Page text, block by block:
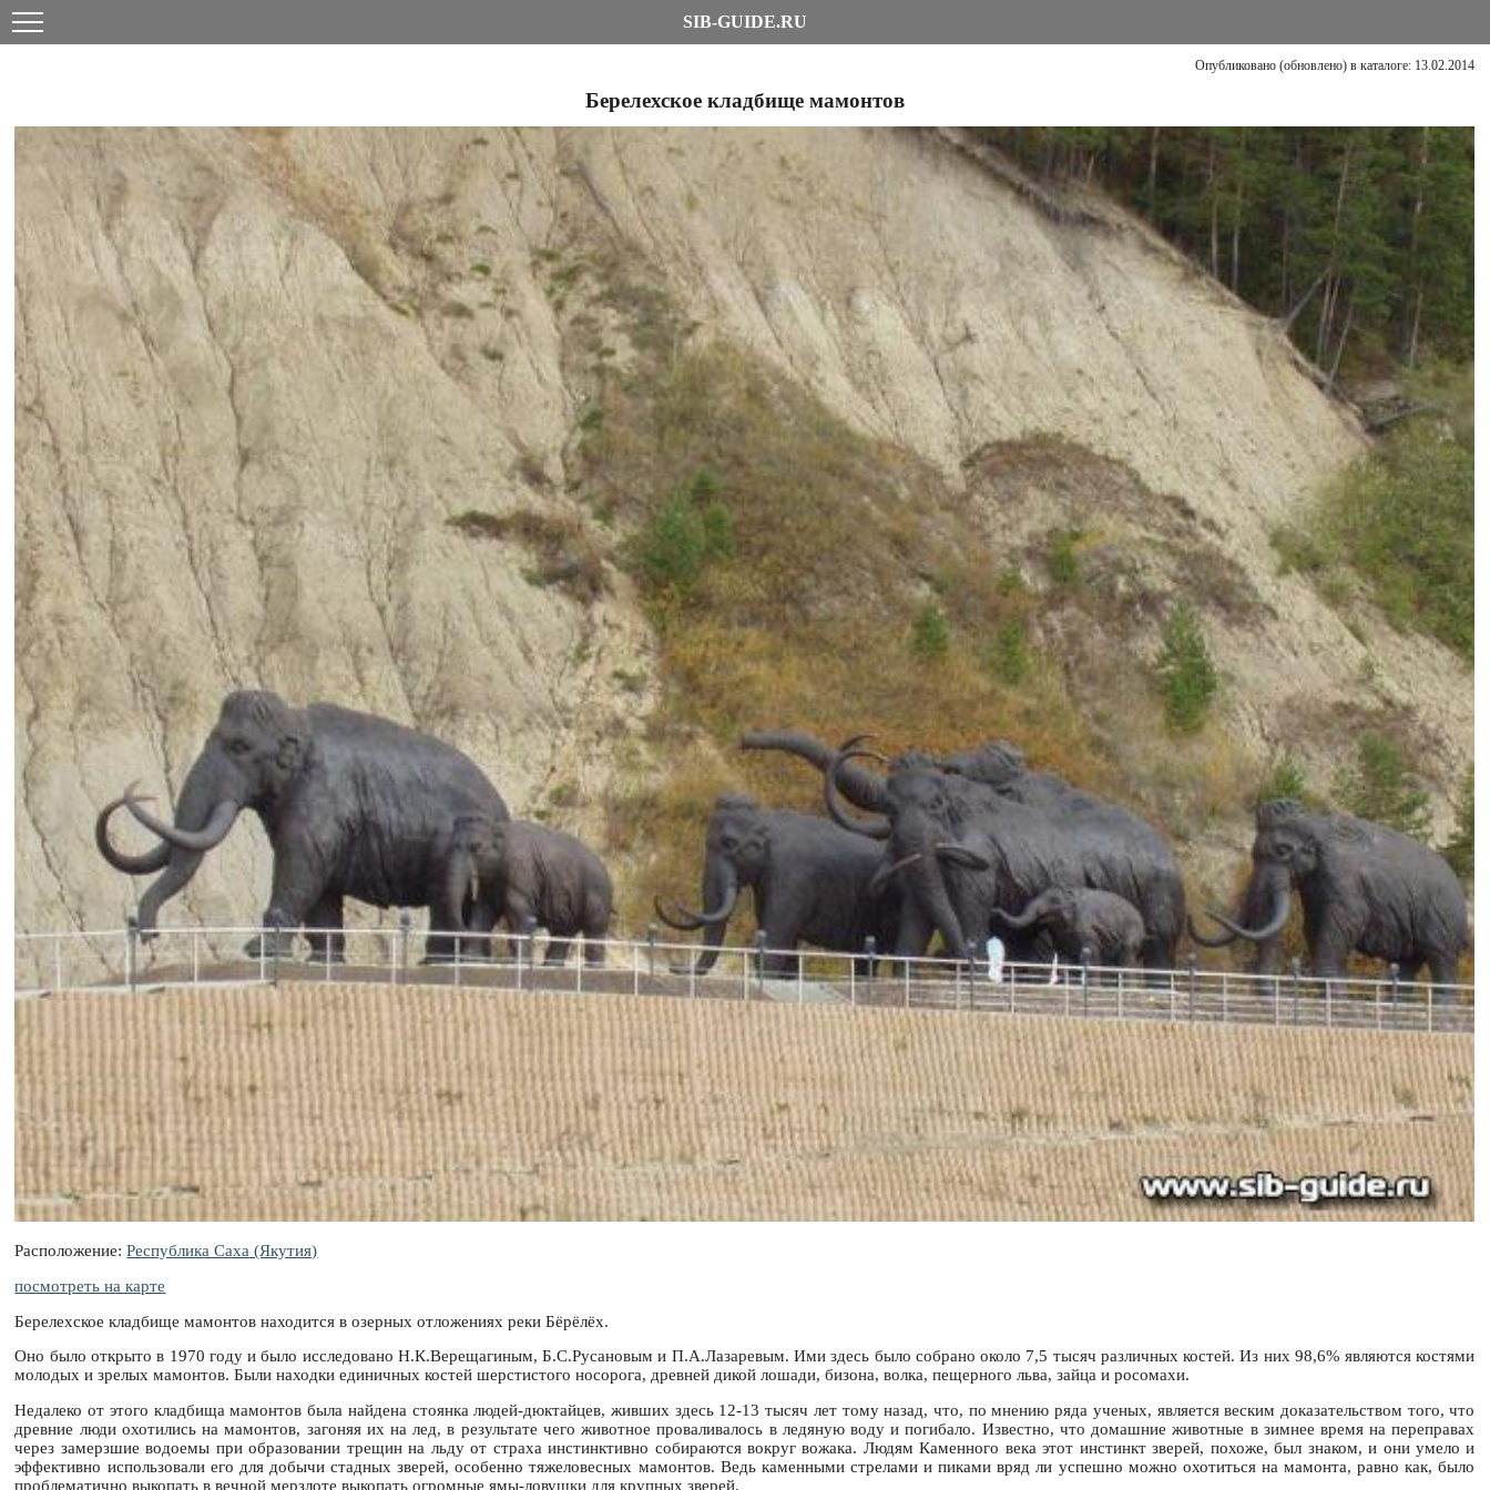
SIB-GUIDE.RU
Опубликовано (обновлено) в каталоге: 13.02.2014
Берелехское кладбище мамонтов
Расположение:Республика Саха (Якутия)
посмотреть на карте
Берелехское кладбище мамонтов находится в озерных отложениях реки Бёрёлёх.
Оно было открыто в 1970 году и было исследовано Н.К.Верещагиным, Б.С.Русановым и П.А.Лазаревым. Ими здесь было собрано около 7,5 тысяч различных костей. Из них 98,6% являются костями
молодых и зрелых мамонтов. Были находки единичных костей шерстистого носорога, древней дикой лошади, бизона, волка, пещерного льва, зайца и росомахи.
Недалеко от этого кладбища мамонтов была найдена стоянка людей-дюктайцев, живших здесь 12-13 тысяч лет тому назад, что, по мнению ряда ученых, является веским доказательством того, что
древние люди охотились на мамонтов, загоняя их на лед, в результате чего животное проваливалось в ледяную воду и погибало. Известно, что домашние животные в зимнее время на переправах
через замерзшие водоемы при образовании трещин на льду от страха инстинктивно собираются вокруг вожака. Людям Каменного века этот инстинкт зверей, похоже, был знаком, и они умело и
эффективно использовали его для добычи стадных зверей, особенно тяжеловесных мамонтов. Ведь каменными стрелами и пиками вряд ли успешно можно охотиться на мамонта, равно как, было
проблематично выкопать в вечной мерзлоте выкопать огромные ямы-ловушки для крупных зверей.